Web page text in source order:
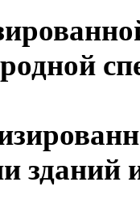
зданий